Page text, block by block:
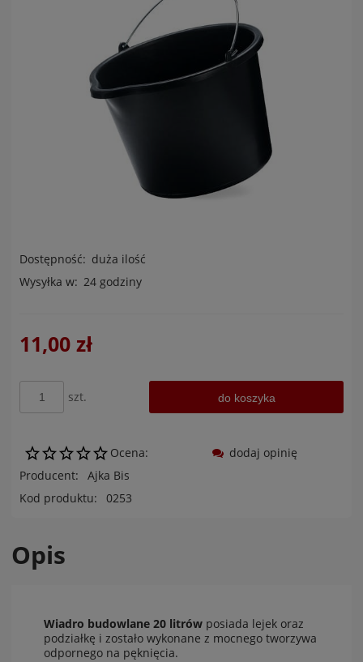
Dostępność: duża ilość
Wysyłka w: 24 godziny
11,00 zł
szt. do koszyka
Ocena:
Producent:
Ajka Bis
Kod produktu:
0253
dodaj opinię
Opis
Wiadro budowlane 20 litrów posiada lejek oraz
podziałkę i zostało wykonane z mocnego tworzywa
odpornego na pęknięcia.